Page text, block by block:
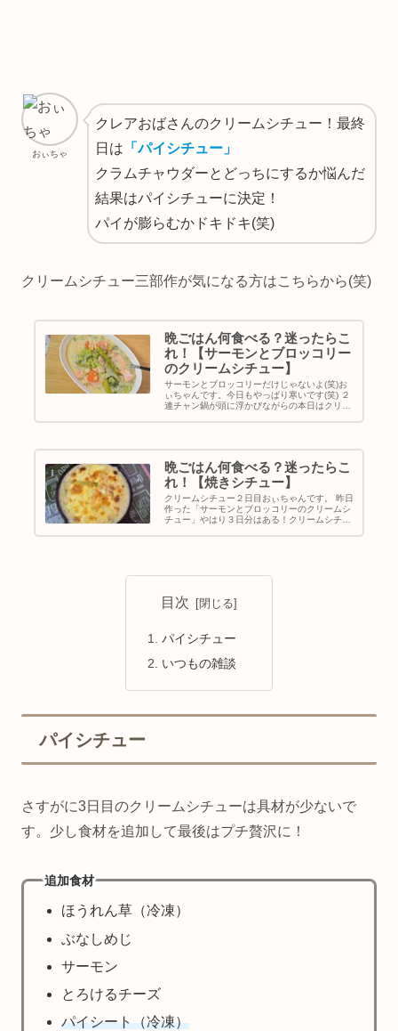
おぃちゃ
クレアおばさんのクリームシチュー！最終
日は 「パイシチュー」
クラムチャウダーとどっちにするか悩んだ
結果はパイシチューに決定！
パイが膨らむかドキドキ(笑)
クリームシチュー三部作が気になる方はこちらから(笑)
晩ごはん何食べる？迷ったらこ
れ！【サーモンとブロッコリー
のクリームシチュー】
サーモンとブロッコリーだけじゃないよ(笑)お
ぃちゃんです。今日もやっぱり寒いです(笑) ２
連チャン鍋が頭に浮かびながらの本日はクリー
晩ごはん何食べる？迷ったらこ
れ！【焼きシチュー】
クリームシチュー２日目おぃちゃんです。 昨日
作った「サーモンとブロッコリーのクリームシ
チュー」やはり３日分はある！クリームシチュ
目次
パイシチュー
いつもの雑談
パイシチュー
さすがに3日目のクリームシチューは具材が少ないで
す。少し食材を追加して最後はプチ贅沢に！
追加食材
ほうれん草（冷凍）
ぶなしめじ
サーモン
とろけるチーズ
パイシート（冷凍）